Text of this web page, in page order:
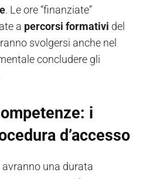
. Le ore “finanziate”
a percorsi formativi del
svolgersi anche nel
concludere gli
i
d’accesso
una durata